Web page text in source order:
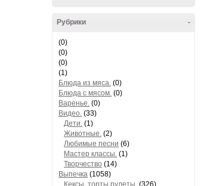
-
Рубрики
(0)
(0)
(0)
(1)
Блюда из мяса. (0)
Блюда с мясом. (0)
Варенье. (0)
Видео. (33)
Дети. (1)
Животные. (2)
Любимые песни (6)
Мастер классы. (1)
Творчество (14)
Выпечка (1058)
Кексы, торты,рулеты. (326)